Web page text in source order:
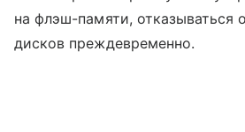
на флэш-памяти, отказываться
дисков преждевременно.